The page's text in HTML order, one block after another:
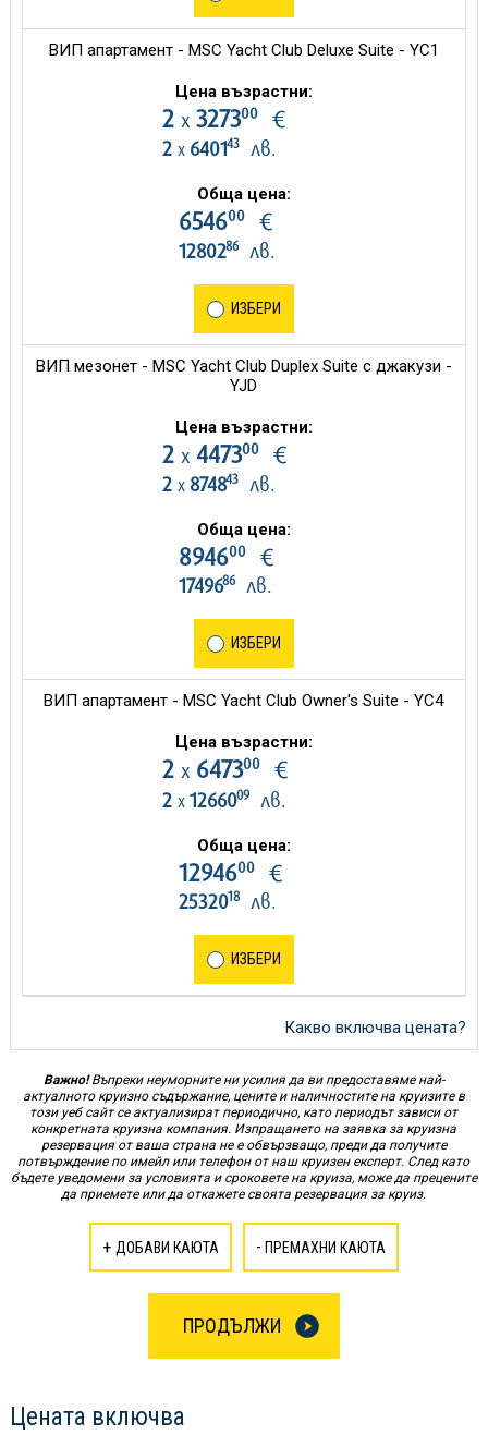
ВИП апартамент - MSC Yacht Club Deluxe Suite - YC1
Цена възрастни:
2 х 327300€
2 х 640143лв.
Обща цена:
654600€
1280286лв.
ИЗБЕРИ
ВИП мезонет - MSC Yacht Club Duplex Suite с джакузи -
YJD
Цена възрастни:
2 х 447300€
2 х 874843лв.
Обща цена:
894600€
1749686лв.
ИЗБЕРИ
ВИП апартамент - MSC Yacht Club Owner's Suite - YC4
Цена възрастни:
2 х 647300€
2 х 1266009лв.
Обща цена:
1294600€
2532018лв.
ИЗБЕРИ
Какво включва цената?
Важно!Въпреки неуморните ни усилия да ви предоставяме най-
актуалното круизно съдържание, цените и наличностите на круизите в
този уеб сайт се актуализират периодично, като периодът зависи от
конкретната круизна компания. Изпращането на заявка за круизна
резервация от ваша страна не е обвързващо, преди да получите
потвърждение по имейл или телефон от наш круизен експерт. След като
бъдете уведомени за условията и сроковете на круиза, може да прецените
да приемете или да откажете своята резервация за круиз.
+ ДОБАВИ КАЮТА - ПРЕМАХНИ КАЮТА
ПРОДЪЛЖИ
Цената включва